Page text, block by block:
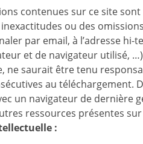
contenues sur ce site
ou des
par email, à l’adresse
et de navigateur utilisé,
ne saurait être tenu
au téléchargement.
un navigateur de dernière
ressources présentes
: